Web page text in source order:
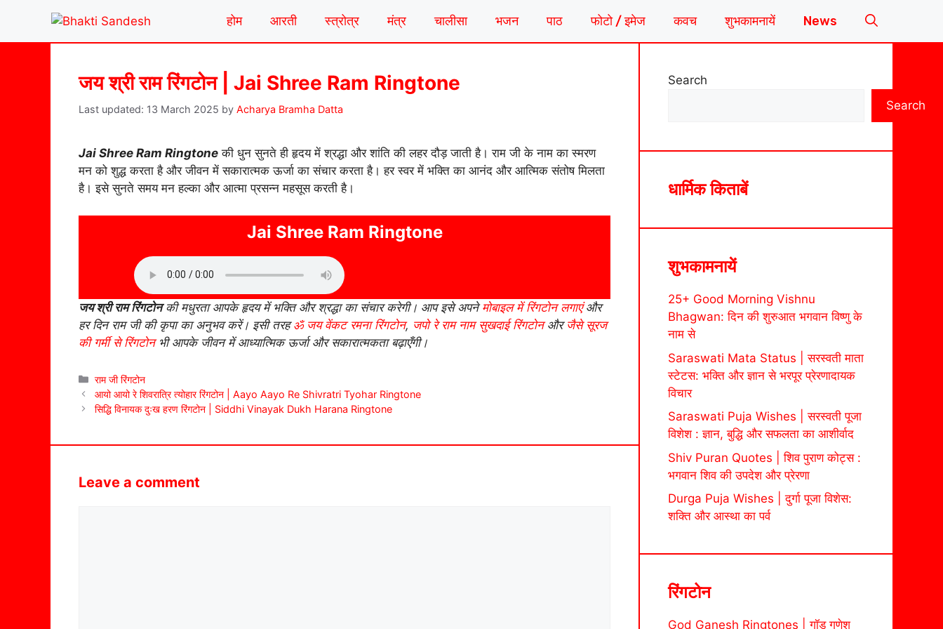
content
होम आरती स्त्रोत्र मंत्र चालीसा भजन पाठ फोटो / इमेज कवच शुभकामनायें News
जय श्री राम रिंगटोन | Jai Shree Ram Ringtone
13 March 2025 by Acharya Bramha Datta
Jai Shree Ram Ringtone की धुन सुनते ही हृदय में श्रद्धा और शांति की लहर दौड़ जाती है। राम जी के नाम का स्मरण
मन को शुद्ध करता है और जीवन में सकारात्मक ऊर्जा का संचार करता है। हर स्वर में भक्ति का आनंद और आत्मिक संतोष मिलता
है। इसे सुनते समय मन हल्का और आत्मा प्रसन्न महसूस करती है।
Jai Shree Ram Ringtone
जय श्री राम रिंगटोनकी मधुरता आपके हृदय में भक्ति और श्रद्धा का संचार करेगी। आप इसे अपनेमोबाइल में रिंगटोन लगाएंऔर
हर दिन राम जी की कृपा का अनुभव करें। इसी तरहॐ जय वेंकट रमना रिंगटोन, जपो रे राम नाम सुखदाई रिंगटोनऔर जैसे सूरज
की गर्मी से रिंगटोनभी आपके जीवन में आध्यात्मिक ऊर्जा और सकारात्मकता बढ़ाएँगी।
Categories
राम जी रिंगटोन
आयो आयो रे शिवरात्रि त्योहार रिंगटोन | Aayo Aayo Re Shivratri Tyohar Ringtone
सिद्धि विनायक दुःख हरण रिंगटोन | Siddhi Vinayak Dukh Harana Ringtone
Leave a comment
Search
Search
धार्मिक किताबें
शुभकामनायें
25+ Good Morning Vishnu
Bhagwan: दिन की शुरुआत भगवान विष्णु के
नाम से
Saraswati Mata Status | सरस्वती माता
स्टेटस: भक्ति और ज्ञान से भरपूर प्रेरणादायक
विचार
Saraswati Puja Wishes | सरस्वती पूजा
विशेश : ज्ञान, बुद्धि और सफलता का आशीर्वाद
Shiv Puran Quotes | शिव पुराण कोट्स :
भगवान शिव की उपदेश और प्रेरणा
Durga Puja Wishes | दुर्गा पूजा विशेस:
शक्ति और आस्था का पर्व
रिंगटोन
God Ganesh Ringtones | गॉड गणेश